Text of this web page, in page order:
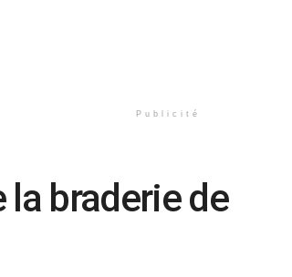
Publicité
la braderie de